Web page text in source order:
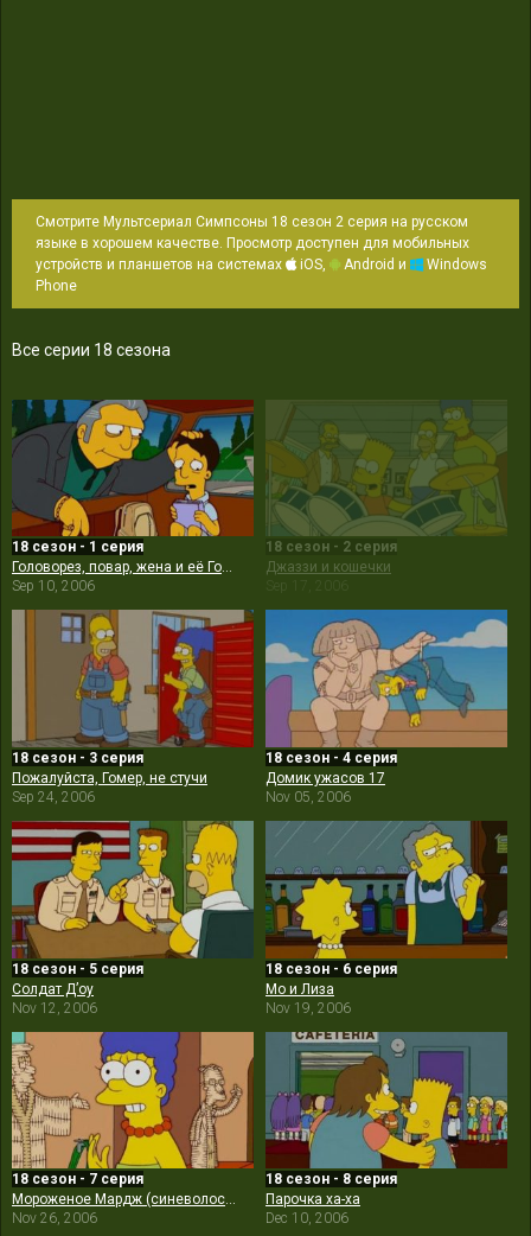
Смотрите Мультсериал Симпсоны 18 сезон 2 серия на русском
языке в хорошем качестве. Просмотр доступен для мобильных
устройств и планшетов на системах
iOS, Android и
Windows
Phone
Все серии 18 сезона
18 сезон - 1 серия
Головорез, повар, жена и её Гомер
Sep 10, 2006
18 сезон - 2 серия
Джаззи и кошечки
Sep 17, 2006
18 сезон - 3 серия
Пожалуйста, Гомер, не стучи
Sep 24, 2006
18 сезон - 4 серия
Домик ужасов 17
Nov 05, 2006
18 сезон - 5 серия
Солдат Д’оу
Nov 12, 2006
18 сезон - 6 серия
Мо и Лиза
Nov 19, 2006
18 сезон - 7 серия
Мороженое Мардж (синеволосое)
Nov 26, 2006
18 сезон - 8 серия
Парочка ха-ха
Dec 10, 2006